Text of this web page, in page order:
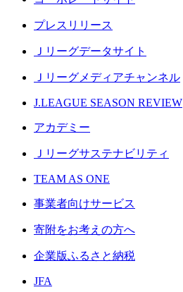
プレスリリース
Ｊリーグデータサイト
Ｊリーグメディアチャンネル
J.LEAGUE SEASON REVIEW
アカデミー
Ｊリーグサステナビリティ
TEAM AS ONE
事業者向けサービス
寄附をお考えの方へ
企業版ふるさと納税
JFA